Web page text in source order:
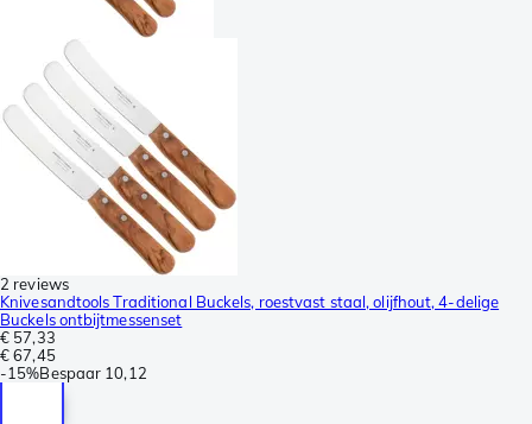
2 reviews
Knivesandtools Traditional Buckels, roestvast staal, olijfhout, 4-delige
Buckels ontbijtmessenset
€ 57,33
€ 67,45
-15%Bespaar 10,12